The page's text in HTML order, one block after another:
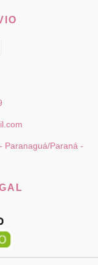
Paranaguá/Paraná -